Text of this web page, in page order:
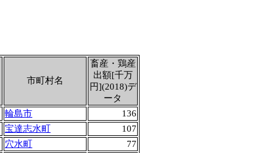
市町村名
畜産・鶏産
出額[千万
円](2018)デ
ータ
輪島市
136
宝達志水町
107
穴水町
77